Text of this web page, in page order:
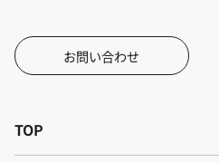
お問い合わせ
TOP